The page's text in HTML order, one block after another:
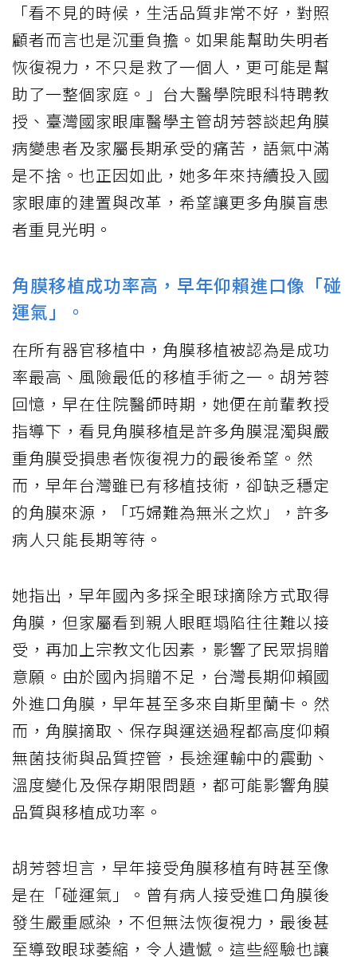
「看不見的時候，生活品質非常不好，對照
顧者而言也是沉重負擔。如果能幫助失明者
恢復視力，不只是救了一個人，更可能是幫
助了一整個家庭。」台大醫學院眼科特聘教
授、臺灣國家眼庫醫學主管胡芳蓉談起角膜
病變患者及家屬長期承受的痛苦，語氣中滿
是不捨。也正因如此，她多年來持續投入國
家眼庫的建置與改革，希望讓更多角膜盲患
者重見光明。
角膜移植成功率高，早年仰賴進口像「碰
運氣」。
在所有器官移植中，角膜移植被認為是成功
率最高、風險最低的移植手術之一。胡芳蓉
回憶，早在住院醫師時期，她便在前輩教授
指導下，看見角膜移植是許多角膜混濁與嚴
重角膜受損患者恢復視力的最後希望。然
而，早年台灣雖已有移植技術，卻缺乏穩定
的角膜來源，「巧婦難為無米之炊」，許多
病人只能長期等待。
她指出，早年國內多採全眼球摘除方式取得
角膜，但家屬看到親人眼眶塌陷往往難以接
受，再加上宗教文化因素，影響了民眾捐贈
意願。由於國內捐贈不足，台灣長期仰賴國
外進口角膜，早年甚至多來自斯里蘭卡。然
而，角膜摘取、保存與運送過程都高度仰賴
無菌技術與品質控管，長途運輸中的震動、
溫度變化及保存期限問題，都可能影響角膜
品質與移植成功率。
胡芳蓉坦言，早年接受角膜移植有時甚至像
是在「碰運氣」。曾有病人接受進口角膜後
發生嚴重感染，不但無法恢復視力，最後甚
至導致眼球萎縮，令人遺憾。這些經驗也讓